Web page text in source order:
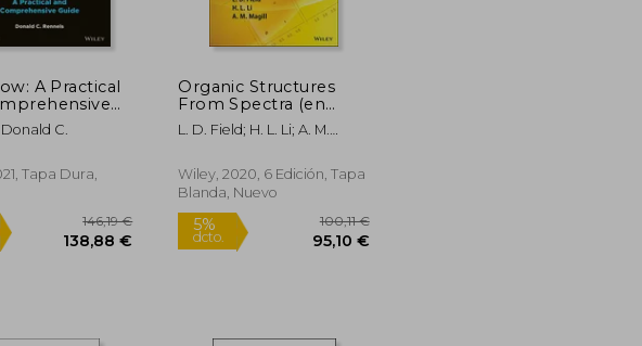
5%
dcto.
22,50 €
21,38 €
5%
dcto.
A Practical
Inglés)
C.
Tapa Dura,
Organic Structures
From Spectra (en
Inglés)
L. D. Field; H. L. Li; A. M.
Wiley, 2020, 6 Edición, Tapa
Blanda, Nuevo